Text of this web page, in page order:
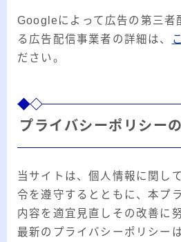
Googleによって広告の第三者
る広告配信事業者の詳細は、
ださい。
プライバシーポリシー
当サイトは、個人情報に関し
令を遵守するとともに、本プ
内容を適宜見直しその改善に
最新のプライバシーポリシー